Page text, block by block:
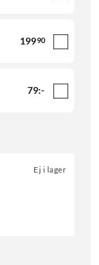
19990
79:-
Ej i lager